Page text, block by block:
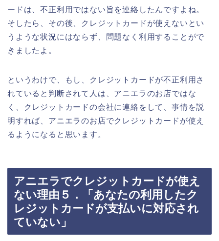
ードは、不正利用ではない旨を連絡したんですよね。
そしたら、その後、クレジットカードが使えないとい
うような状況にはならず、問題なく利用することがで
きましたよ。
というわけで、もし、クレジットカードが不正利用さ
れていると判断されて人は、アニエラのお店ではな
く、クレジットカードの会社に連絡をして、事情を説
明すれば、アニエラのお店でクレジットカードが使え
るようになると思います。
アニエラでクレジットカードが使え
ない理由５．「あなたの利用したク
レジットカードが支払いに対応され
ていない」